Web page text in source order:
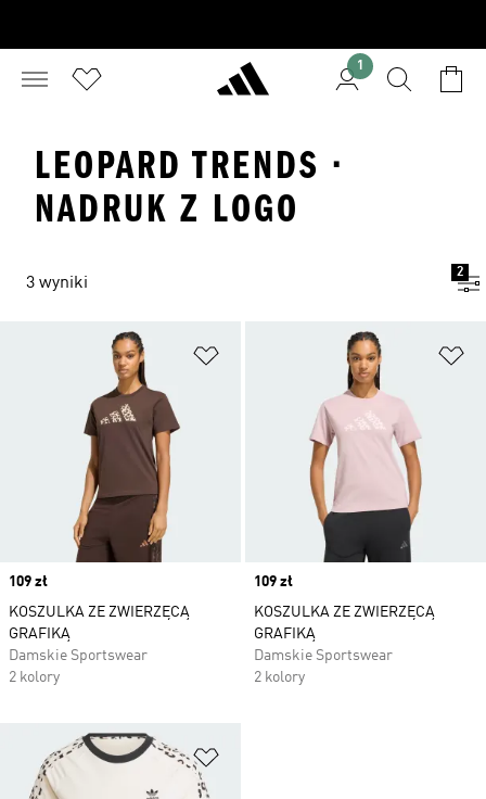
1
LEOPARD TRENDS ·
NADRUK Z LOGO
3 wyniki
2
Dodaj do listy życzeń
Price
109 zł
KOSZULKA ZE ZWIERZĘCĄ
GRAFIKĄ
Damskie Sportswear
2 kolory
Price
109 zł
KOSZULKA ZE ZWIERZĘCĄ
GRAFIKĄ
Damskie Sportswear
2 kolory